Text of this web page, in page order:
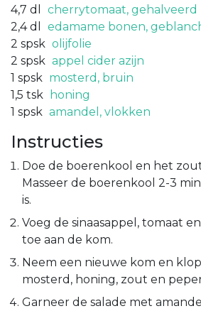
4,7 dl
cherrytomaat, gehalveerd
2,4 dl
edamame bonen,
2 spsk olijfolie
2 spsk appel cider azijn
1 spsk mosterd, bruin
1,5 tsk
honing
1 spsk amandel, vlokken
Instructies
Doe de boerenkool en het
Masseer de boerenkool 2-3
is.
Voeg de sinaasappel, tomaat
toe aan de kom.
Neem een nieuwe kom en
mosterd, honing, zout en
Garneer de salade met